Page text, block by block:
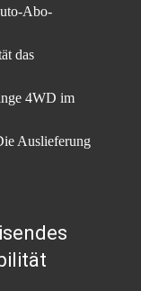
Abo-
das
4WD im
Auslieferung